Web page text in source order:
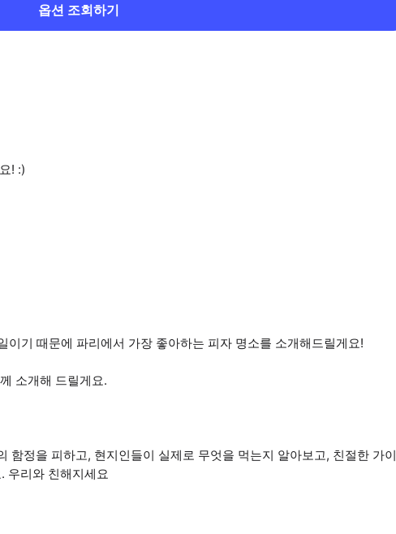
옵션 조회하기
! :)
이기 때문에 파리에서 가장 좋아하는 피자 명소를 소개해드릴게요!
소개해 드릴게요.
함정을 피하고, 현지인들이 실제로 무엇을 먹는지 알아보고, 친절한 가이
우리와 친해지세요